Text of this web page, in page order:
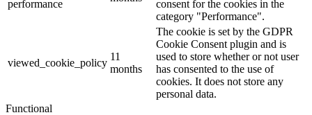
performance
consent for the cookies in the
category "Performance".
viewed_cookie_policy
11
months
The cookie is set by the GDPR
Cookie Consent plugin and is
used to store whether or not user
has consented to the use of
cookies. It does not store any
personal data.
Functional